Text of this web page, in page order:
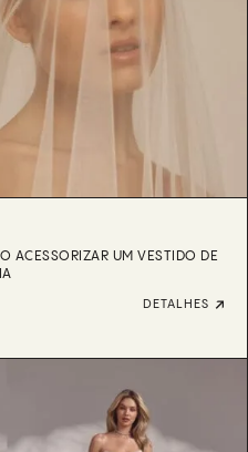
ACESSORIZAR UM VESTIDO DE
DETALHES